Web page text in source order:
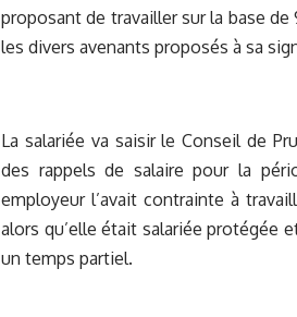
proposant de travailler sur la base
les divers avenants proposés à sa
La salariée va saisir le Conseil de
des rappels de salaire pour la
employeur l’avait contrainte à
alors qu’elle était salariée protégée
un temps partiel.